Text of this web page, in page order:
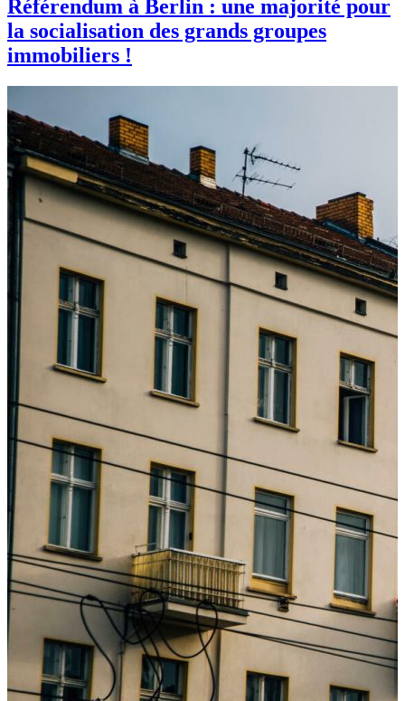
Référendum à Berlin : une majorité pour
la socialisation des grands groupes
immobiliers !